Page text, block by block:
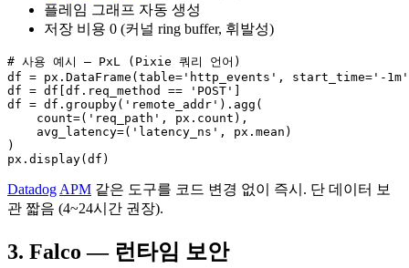
플레임 그래프 자동 생성
저장 비용 0 (커널 ring buffer, 휘발성)
# 사용 예시 — PxL (Pixie 쿼리 언어)
df = px.DataFrame(table='http_events', start_time='-
df = df[df.req_method == 'POST']
df = df.groupby('remote_addr').agg(
    count=('req_path', px.count),
    avg_latency=('latency_ns', px.mean)
)
px.display(df)
Datadog APM 같은 도구를 코드 변경 없이 즉시. 단 데이터 보
관 짧음 (4~24시간 권장).
3. Falco — 런타임 보안